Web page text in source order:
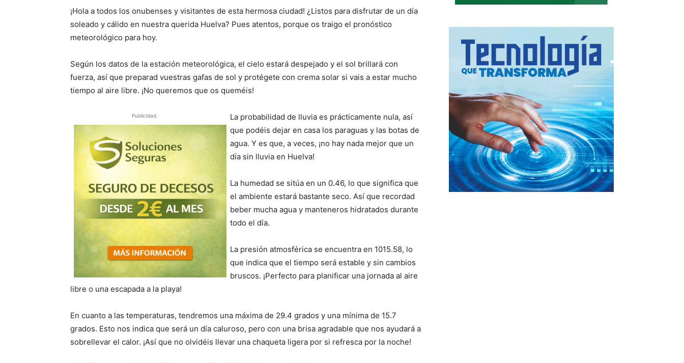
¡Hola a todos los onubenses y visitantes de esta hermosa ciudad! ¿Listos para disfrutar de un día
soleado y cálido en nuestra querida Huelva? Pues atentos, porque os traigo el pronóstico
meteorológico para hoy.
Según los datos de la estación meteorológica, el cielo estará despejado y el sol brillará con
fuerza, así que preparad vuestras gafas de sol y protégete con crema solar si vais a estar mucho
tiempo al aire libre. ¡No queremos que os queméis!
Publicidad.
La probabilidad de lluvia es prácticamente nula, así
que podéis dejar en casa los paraguas y las botas de
agua. Y es que, a veces, ¡no hay nada mejor que un
día sin lluvia en Huelva!
La humedad se sitúa en un 0.46, lo que significa que
el ambiente estará bastante seco. Así que recordad
beber mucha agua y manteneros hidratados durante
todo el día.
La presión atmosférica se encuentra en 1015.58, lo
que indica que el tiempo será estable y sin cambios
bruscos. ¡Perfecto para planificar una jornada al aire
libre o una escapada a la playa!
En cuanto a las temperaturas, tendremos una máxima de 29.4 grados y una mínima de 15.7
grados. Esto nos indica que será un día caluroso, pero con una brisa agradable que nos ayudará a
sobrellevar el calor. ¡Así que no olvidéis llevar una chaqueta ligera por si refresca por la noche!